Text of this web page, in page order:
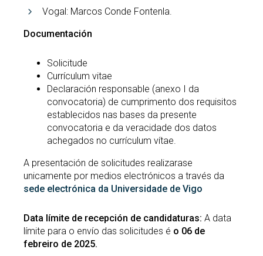
Vogal: Marcos Conde Fontenla.
Documentación
Solicitude
Currículum vitae
Declaración responsable (anexo I da
convocatoria) de cumprimento dos requisitos
establecidos nas bases da presente
convocatoria e da veracidade dos datos
achegados no currículum vítae.
A presentación de solicitudes realizarase
unicamente por medios electrónicos a través da
sede electrónica da Universidade de Vigo
Data límite de recepción de candidaturas: A data
límite para o envío das solicitudes é o 06 de
febreiro de 2025.